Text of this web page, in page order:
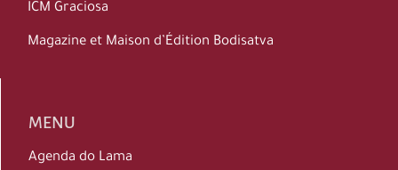
ICM Graciosa
Magazine et Maison d’Édition Bodisatva
MENU
Agenda do Lama